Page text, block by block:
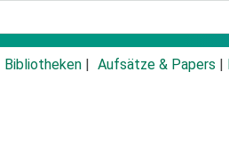
Bibliotheken Aufsätze & Papers